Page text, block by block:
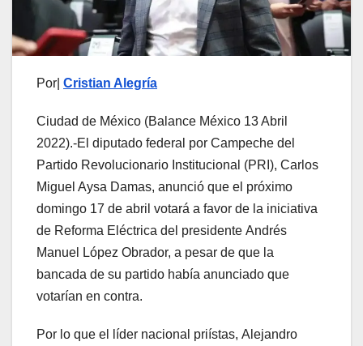
Por| Cristian Alegría
Ciudad de México (Balance México 13 Abril
2022).-El diputado federal por Campeche del
Partido Revolucionario Institucional (PRI), Carlos
Miguel Aysa Damas, anunció que el próximo
domingo 17 de abril votará a favor de la iniciativa
de Reforma Eléctrica del presidente Andrés
Manuel López Obrador, a pesar de que la
bancada de su partido había anunciado que
votarían en contra.
Por lo que el líder nacional priístas, Alejandro